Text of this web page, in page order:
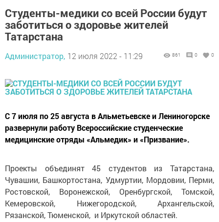
Студенты-медики со всей России будут
заботиться о здоровье жителей
Татарстана
Администратор, 12 июля 2022 - 11:29 861 0 0
С 7 июля по 25 августа в Альметьевске и Лениногорске
развернули работу Всероссийские студенческие
медицинские отряды «Альмедик» и «Призвание».
Проекты объединят 45 студентов из Татарстана,
Чувашии, Башкортостана, Удмуртии, Мордовии, Перми,
Ростовской, Воронежской, Оренбургской, Томской,
Кемеровской, Нижегородской, Архангельской,
Рязанской, Тюменской, и Иркутской областей.